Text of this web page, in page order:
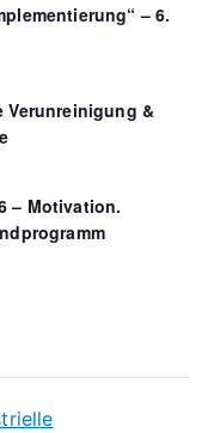
– 6.
Verunreinigung &
– Motivation.